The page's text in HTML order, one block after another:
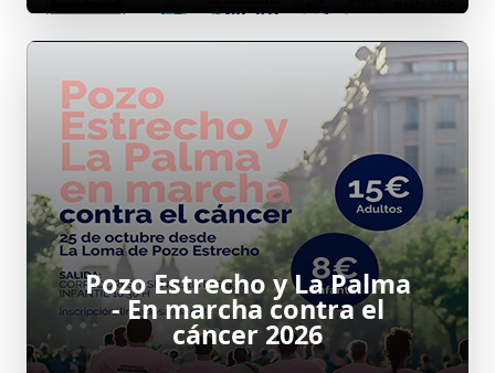
Pozo Estrecho y La Palma
- En marcha contra el
cáncer 2026